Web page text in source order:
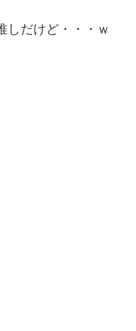
しだけど・・・ｗ